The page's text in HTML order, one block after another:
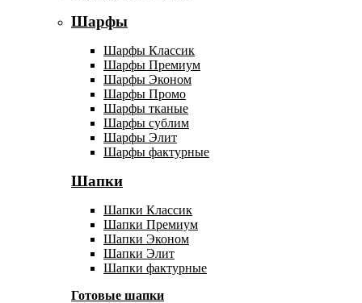
Шарфы
Шарфы Классик
Шарфы Премиум
Шарфы Эконом
Шарфы Промо
Шарфы тканые
Шарфы сублим
Шарфы Элит
Шарфы фактурные
Шапки
Шапки Классик
Шапки Премиум
Шапки Эконом
Шапки Элит
Шапки фактурные
Готовые шапки